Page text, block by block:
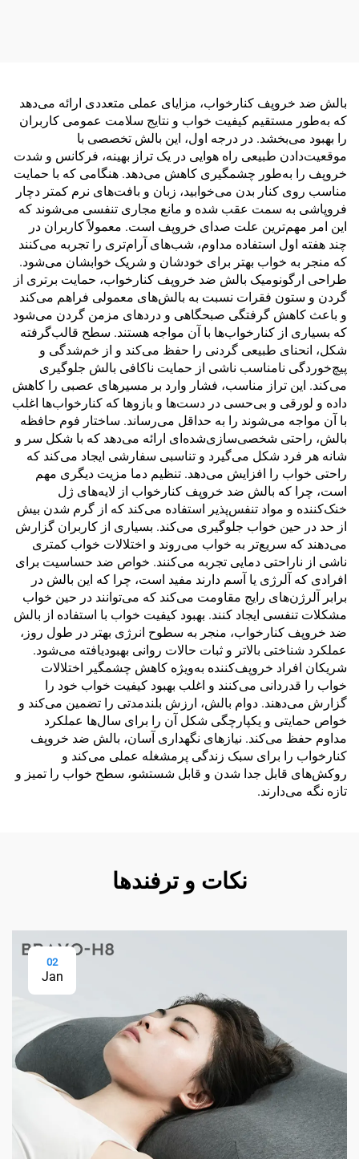
بالش ضد خروپف کنارخواب، مزایای عملی متعددی ارائه می‌دهد
که به‌طور مستقیم کیفیت خواب و نتایج سلامت عمومی کاربران
را بهبود می‌بخشد. در درجه اول، این بالش تخصصی با
موقعیت‌دادن طبیعی راه هوایی در یک تراز بهینه، فرکانس و شدت
خروپف را به‌طور چشمگیری کاهش می‌دهد. هنگامی که با حمایت
مناسب روی کنار بدن می‌خوابید، زبان و بافت‌های نرم کمتر دچار
فروپاشی به سمت عقب شده و مانع مجاری تنفسی می‌شوند که
این امر مهم‌ترین علت صدای خروپف است. معمولاً کاربران در
چند هفته اول استفاده مداوم، شب‌های آرام‌تری را تجربه می‌کنند
که منجر به خواب بهتر برای خودشان و شریک خوابشان می‌شود.
طراحی ارگونومیک بالش ضد خروپف کنارخواب، حمایت برتری از
گردن و ستون فقرات نسبت به بالش‌های معمولی فراهم می‌کند
و باعث کاهش گرفتگی صبحگاهی و دردهای مزمن گردن می‌شود
که بسیاری از کنارخواب‌ها با آن مواجه هستند. سطح قالب‌گرفته
شکل، انحنای طبیعی گردنی را حفظ می‌کند و از خم‌شدگی و
پیچ‌خوردگی نامناسب ناشی از حمایت ناکافی بالش جلوگیری
می‌کند. این تراز مناسب، فشار وارد بر مسیرهای عصبی را کاهش
داده و لورقی و بی‌حسی در دست‌ها و بازوها که کنارخواب‌ها اغلب
با آن مواجه می‌شوند را به حداقل می‌رساند. ساختار فوم حافظه
بالش، راحتی شخصی‌سازی‌شده‌ای ارائه می‌دهد که با شکل سر و
شانه هر فرد شکل می‌گیرد و تناسبی سفارشی ایجاد می‌کند که
راحتی خواب را افزایش می‌دهد. تنظیم دما مزیت دیگری مهم
است، چرا که بالش ضد خروپف کنارخواب از لایه‌های ژل
خنک‌کننده و مواد تنفس‌پذیر استفاده می‌کند که از گرم شدن بیش
از حد در حین خواب جلوگیری می‌کند. بسیاری از کاربران گزارش
می‌دهند که سریع‌تر به خواب می‌روند و اختلالات خواب کمتری
ناشی از ناراحتی دمایی تجربه می‌کنند. خواص ضد حساسیت برای
افرادی که آلرژی یا آسم دارند مفید است، چرا که این بالش در
برابر آلرژن‌های رایج مقاومت می‌کند که می‌توانند در حین خواب
مشکلات تنفسی ایجاد کنند. بهبود کیفیت خواب با استفاده از بالش
ضد خروپف کنارخواب، منجر به سطوح انرژی بهتر در طول روز،
عملکرد شناختی بالاتر و ثبات حالات روانی بهبودیافته می‌شود.
شریکان افراد خروپف‌کننده به‌ویژه کاهش چشمگیر اختلالات
خواب را قدردانی می‌کنند و اغلب بهبود کیفیت خواب خود را
گزارش می‌دهند. دوام بالش، ارزش بلندمدتی را تضمین می‌کند و
خواص حمایتی و یکپارچگی شکل آن را برای سال‌ها عملکرد
مداوم حفظ می‌کند. نیازهای نگهداری آسان، بالش ضد خروپف
کنارخواب را برای سبک زندگی پرمشغله عملی می‌کند و
روکش‌های قابل جدا شدن و قابل شستشو، سطح خواب را تمیز و
تازه نگه می‌دارند.
نکات و ترفندها
02
Jan